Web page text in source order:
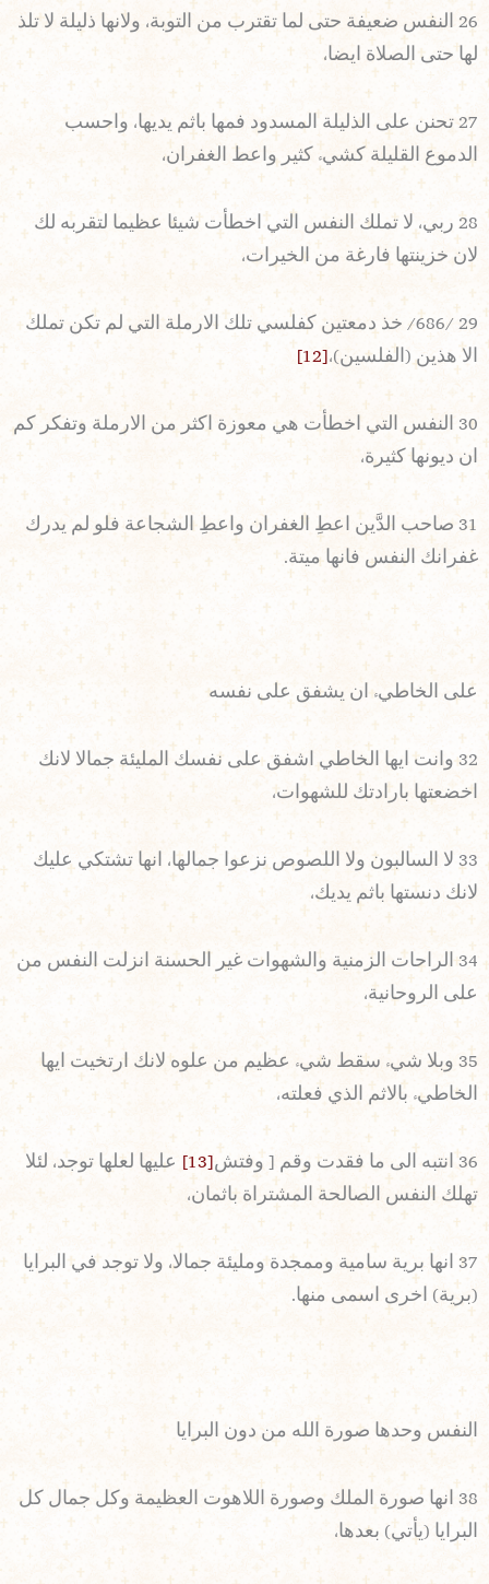
26 النفس ضعيفة حتى لما تقترب من التوبة، ولانها ذليلة لا تلذ
لها حتى الصلاة ايضا،
27 تحنن على الذليلة المسدود فمها باثم يديها، واحسب
الدموع القليلة كشيء كثير واعط الغفران،
28 ربي، لا تملك النفس التي اخطأت شيئا عظيما لتقربه لك
لان خزينتها فارغة من الخيرات،
29 /686/ خذ دمعتين كفلسي تلك الارملة التي لم تكن تملك
الا هذين (الفلسين)،[12]
30 النفس التي اخطأت هي معوزة اكثر من الارملة وتفكر كم
ان ديونها كثيرة،
31 صاحب الدَّين اعطِ الغفران واعطِ الشجاعة فلو لم يدرك
غفرانك النفس فانها ميتة.
على الخاطيء ان يشفق على نفسه
32 وانت ايها الخاطي اشفق على نفسك المليئة جمالا لانك
اخضعتها بارادتك للشهوات،
33 لا السالبون ولا اللصوص نزعوا جمالها، انها تشتكي عليك
لانك دنستها باثم يديك،
34 الراحات الزمنية والشهوات غير الحسنة انزلت النفس من
على الروحانية،
35 وبلا شيء سقط شيء عظيم من علوه لانك ارتخيت ايها
الخاطيء بالاثم الذي فعلته،
36 انتبه الى ما فقدت وقم [ وفتش [13]
عليها لعلها توجد، لئلا
تهلك النفس الصالحة المشتراة باثمان،
37 انها برية سامية وممجدة ومليئة جمالا، ولا توجد في البرايا
(برية) اخرى اسمى منها.
النفس وحدها صورة الله من دون البرايا
38 انها صورة الملك وصورة اللاهوت العظيمة وكل جمال كل
البرايا (يأتي) بعدها،